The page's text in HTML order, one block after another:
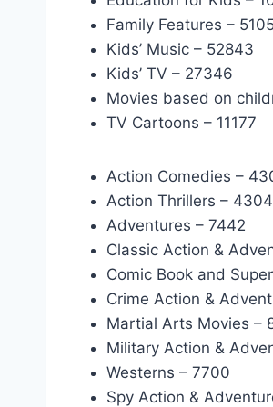
Family Features –
Kids’ Music – 52843
Kids’ TV – 27346
Movies based on
TV Cartoons – 11177
Action Comedies –
Action Thrillers –
Adventures – 7442
Classic Action &
Comic Book and
Crime Action &
Martial Arts Movies –
Military Action &
Westerns – 7700
Spy Action &